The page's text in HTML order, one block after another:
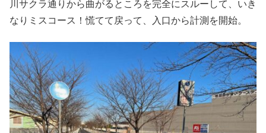
川サクラ通りから曲がるところを完全にスルーして、いき
なりミスコース！慌てて戻って、入口から計測を開始。